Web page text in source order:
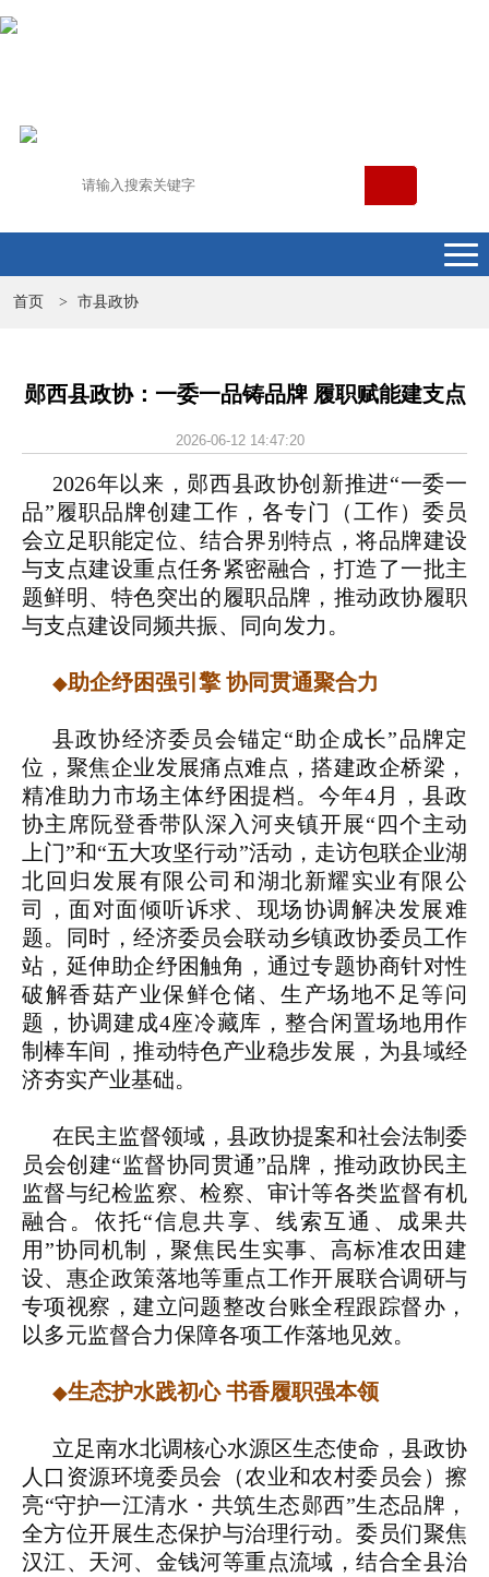
首页 > 市县政协
郧西县政协：一委一品铸品牌 履职赋能建支点
2026-06-12 14:47:20
2026年以来，郧西县政协创新推进“一委一
品”履职品牌创建工作，各专门（工作）委员
会立足职能定位、结合界别特点，将品牌建设
与支点建设重点任务紧密融合，打造了一批主
题鲜明、特色突出的履职品牌，推动政协履职
与支点建设同频共振、同向发力。
◆助企纾困强引擎 协同贯通聚合力
县政协经济委员会锚定“助企成长”品牌定
位，聚焦企业发展痛点难点，搭建政企桥梁，
精准助力市场主体纾困提档。今年4月，县政
协主席阮登香带队深入河夹镇开展“四个主动
上门”和“五大攻坚行动”活动，走访包联企业湖
北回归发展有限公司和湖北新耀实业有限公
司，面对面倾听诉求、现场协调解决发展难
题。同时，经济委员会联动乡镇政协委员工作
站，延伸助企纾困触角，通过专题协商针对性
破解香菇产业保鲜仓储、生产场地不足等问
题，协调建成4座冷藏库，整合闲置场地用作
制棒车间，推动特色产业稳步发展，为县域经
济夯实产业基础。
在民主监督领域，县政协提案和社会法制委
员会创建“监督协同贯通”品牌，推动政协民主
监督与纪检监察、检察、审计等各类监督有机
融合。依托“信息共享、线索互通、成果共
用”协同机制，聚焦民生实事、高标准农田建
设、惠企政策落地等重点工作开展联合调研与
专项视察，建立问题整改台账全程跟踪督办，
以多元监督合力保障各项工作落地见效。
◆生态护水践初心 书香履职强本领
立足南水北调核心水源区生态使命，县政协
人口资源环境委员会（农业和农村委员会）擦
亮“守护一江清水・共筑生态郧西”生态品牌，
全方位开展生态保护与治理行动。委员们聚焦
汉江、天河、金钱河等重点流域，结合全县治